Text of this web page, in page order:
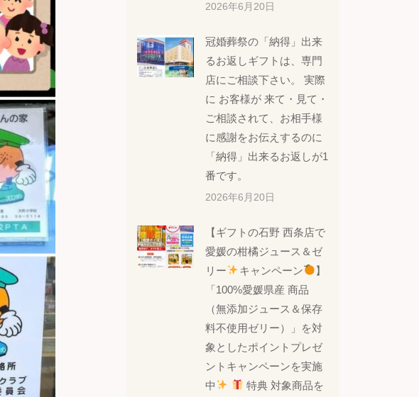
2026年6月20日
冠婚葬祭の「納得」出来
るお返しギフトは、専門
店にご相談下さい。 実際
に お客様が 来て・見て・
ご相談されて、お相手様
に感謝をお伝えするのに
「納得」出来るお返しが1
番です。
2026年6月20日
【ギフトの石野 西条店で
愛媛の柑橘ジュース＆ゼ
リー
キャンペーン
】
「100%愛媛県産 商品
（無添加ジュース＆保存
料不使用ゼリー）」を対
象としたポイントプレゼ
ントキャンペーンを実施
中
特典 対象商品を